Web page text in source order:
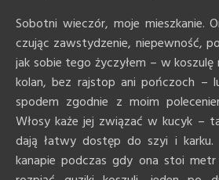
Sobotni wieczór, moje mieszkanie.
czując zawstydzenie, niepewność,
jak sobie tego życzyłem – w
kolan, bez rajstop ani pończoch –
spodem zgodnie z moim
Włosy każe jej związać w kucyk –
dają łatwy dostęp do szyi i karku.
kanapie podczas gdy ona stoi